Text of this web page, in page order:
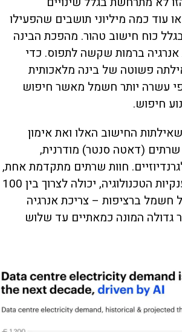
עוד כמה מיליוני תושבים שהפעילו
כוח חישוב טהור. מהפכת הבינה
ברמות שקשה לתפוס. כדי
פשוטה של בינה מלאכותית
עשרה יותר חשמל מאשר חיפוש
חיפוש.
החישוב האלו ואת אימון
שרתים (דאטה סנטר) מודרנית,
חוות שרתים מתקדמת אחת,
מהסוג שמפעילות ענקיות הטכנולוגיה, יכולה לצרוך בין 100
של חשמל ברציפות – צריכת אנרגיה
גדולה המונה כמאתיים עד שלוש